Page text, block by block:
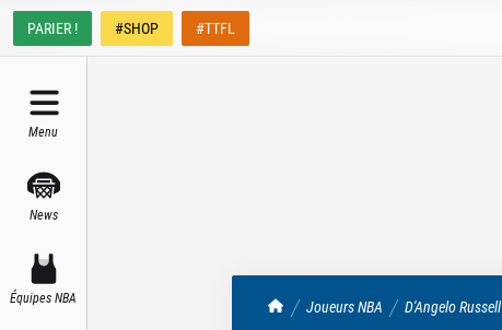
PARIER ! #SHOP #TTFL
Menu
News
Équipes NBA TrashTalk Actu NBA
Joueurs NBA D'AngeloRussell